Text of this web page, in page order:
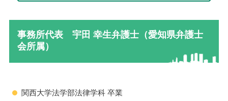
事務所代表 宇田 幸生弁護士（愛知県弁護士
会所属）
関西大学法学部法律学科 卒業